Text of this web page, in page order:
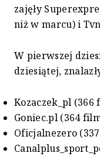
zajęły
niż w marcu) i
W pierwszej
dziesiątej,
Kozaczek_pl
Goniec.pl (364
Oficjalnezero